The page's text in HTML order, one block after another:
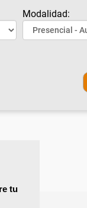
tu
Modalidad: